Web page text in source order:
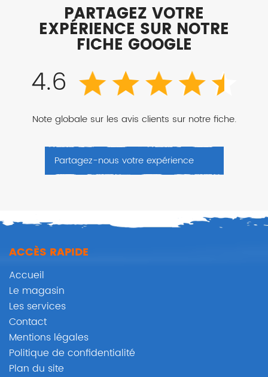
PARTAGEZ VOTRE
EXPÉRIENCE SUR NOTRE
FICHE GOOGLE
4.6
Note globale sur les avis clients sur notre fiche.
Partagez-nous votre expérience
ACCÈS RAPIDE
Accueil
Le magasin
Les services
Contact
Mentions légales
Politique de confidentialité
Plan du site